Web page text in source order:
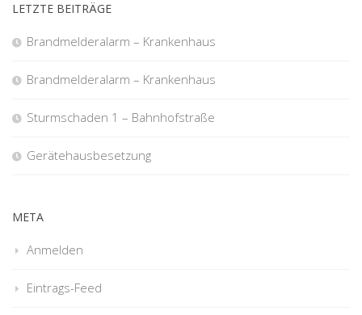
LETZTE BEITRÄGE
Brandmelderalarm – Krankenhaus
Brandmelderalarm – Krankenhaus
Sturmschaden 1 – Bahnhofstraße
Gerätehausbesetzung
META
Anmelden
Eintrags-Feed